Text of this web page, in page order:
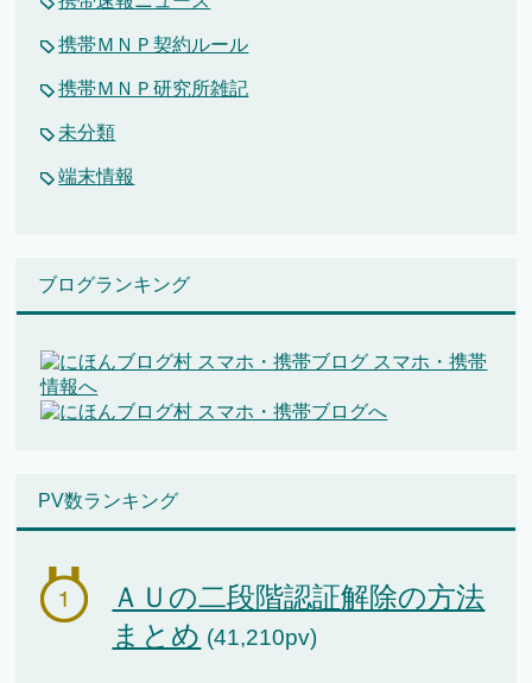
携帯ＭＮＰ契約ルール
携帯ＭＮＰ研究所雑記
未分類
端末情報
ブログランキング
PV数ランキング
ＡＵの二段階認証解除の方法
まとめ (41,210pv)